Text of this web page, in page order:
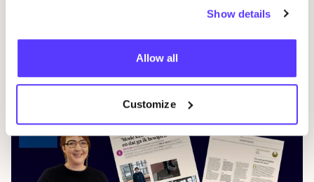
Show details
Allow all
Customize
! ein euro­päi­sches Mode­for­
schungs­pro­jekt im Wert von2,2Mil­lio­nen
Erweiterte Herstellerhaftung Wiederverwendung Reduzierung